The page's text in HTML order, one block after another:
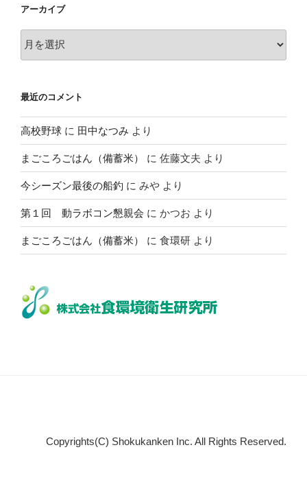
ー
アーカイブ
ー
ブ
最近のコメント
高校野球 に 田中なつみ より
まごころごはん（備蓄米） に 佐藤文夫 より
今シーズン最後の船釣 に みや より
第１回 動ラボコン懇親会 に かつお より
まごころごはん（備蓄米） に 食環研 より
Copyrights(C) Shokukanken Inc. All Rights Reserved.